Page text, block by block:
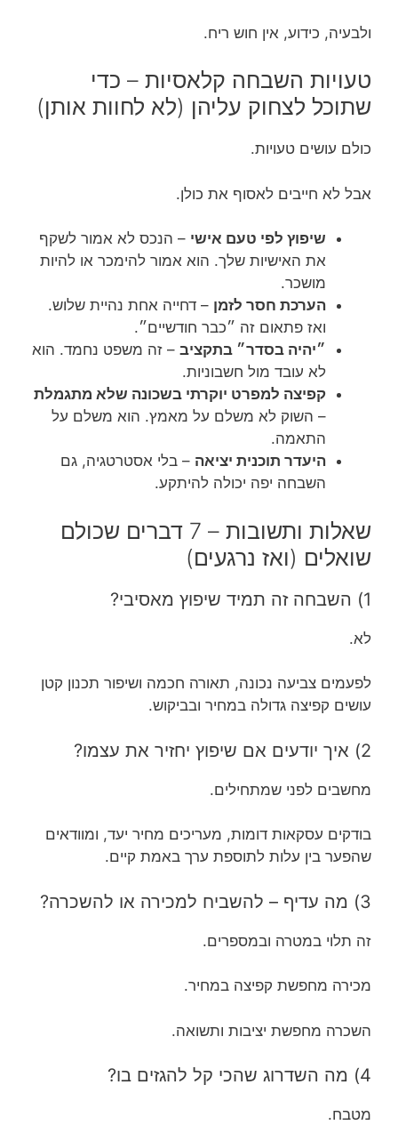
ולבעיה, כידוע, אין חוש ריח.
טעויות השבחה קלאסיות – כדי
שתוכל לצחוק עליהן (לא לחוות אותן)
כולם עושים טעויות.
אבל לא חייבים לאסוף את כולן.
שיפוץ לפי טעם אישי – הנכס לא אמור לשקף
את האישיות שלך. הוא אמור להימכר או להיות
מושכר.
הערכת חסר לזמן – דחייה אחת נהיית שלוש.
ואז פתאום זה ״כבר חודשיים״.
״יהיה בסדר״ בתקציב – זה משפט נחמד. הוא
לא עובד מול חשבוניות.
קפיצה למפרט יוקרתי בשכונה שלא מתגמלת
– השוק לא משלם על מאמץ. הוא משלם על
התאמה.
היעדר תוכנית יציאה – בלי אסטרטגיה, גם
השבחה יפה יכולה להיתקע.
שאלות ותשובות – 7 דברים שכולם
שואלים (ואז נרגעים)
1) השבחה זה תמיד שיפוץ מאסיבי?
לא.
לפעמים צביעה נכונה, תאורה חכמה ושיפור תכנון קטן
עושים קפיצה גדולה במחיר ובביקוש.
2) איך יודעים אם שיפוץ יחזיר את עצמו?
מחשבים לפני שמתחילים.
בודקים עסקאות דומות, מעריכים מחיר יעד, ומוודאים
שהפער בין עלות לתוספת ערך באמת קיים.
3) מה עדיף – להשביח למכירה או להשכרה?
זה תלוי במטרה ובמספרים.
מכירה מחפשת קפיצה במחיר.
השכרה מחפשת יציבות ותשואה.
4) מה השדרוג שהכי קל להגזים בו?
מטבח.